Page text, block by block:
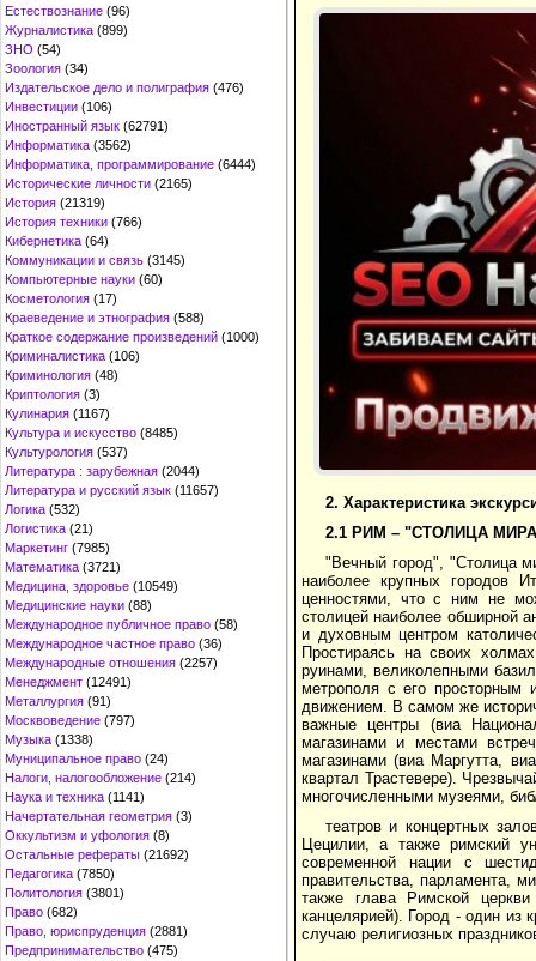
Естествознание (96)
Журналистика (899)
ЗНО (54)
Зоология (34)
Издательское дело и полиграфия (476)
Инвестиции (106)
Иностранный язык (62791)
Информатика (3562)
Информатика, программирование (6444)
Исторические личности (2165)
История (21319)
История техники (766)
Кибернетика (64)
Коммуникации и связь (3145)
Компьютерные науки (60)
Косметология (17)
Краеведение и этнография (588)
Краткое содержание произведений (1000)
Криминалистика (106)
Криминология (48)
Криптология (3)
Кулинария (1167)
Культура и искусство (8485)
Культурология (537)
Литература : зарубежная (2044)
Литература и русский язык (11657)
Логика (532)
Логистика (21)
Маркетинг (7985)
Математика (3721)
Медицина, здоровье (10549)
Медицинские науки (88)
Международное публичное право (58)
Международное частное право (36)
Международные отношения (2257)
Менеджмент (12491)
Металлургия (91)
Москвоведение (797)
Музыка (1338)
Муниципальное право (24)
Налоги, налогообложение (214)
Наука и техника (1141)
Начертательная геометрия (3)
Оккультизм и уфология (8)
Остальные рефераты (21692)
Педагогика (7850)
Политология (3801)
Право (682)
Право, юриспруденция (2881)
Предпринимательство (475)
2. Характеристика
2.1 РИМ – "СТОЛИЦА
"Вечный город", "Столица
наиболее крупных городов
ценностями, что с ним не
столицей наиболее обширной
и духовным центром
Простираясь на своих
руинами, великолепными
метрополя с его просторным
движением. В самом же
важные центры (виа
магазинами и местами
магазинами (виа Маргутта,
квартал Трастевере).
многочисленными музеями,
театров и концертных
Цецилии, а также римский
современной нации с
правительства, парламента,
также глава Римской
канцелярией). Город - один из
случаю религиозных